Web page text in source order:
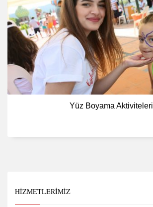
Yüz Boyama Aktiviteleri
HIZMETLERIMIZ